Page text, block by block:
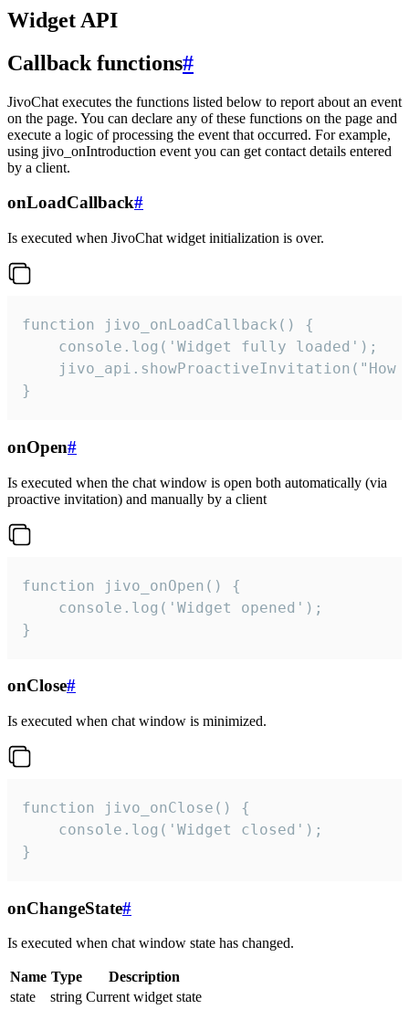
Widget API
Callback functions#
JivoChat executes the functions listed below to report about an event
on the page. You can declare any of these functions on the page and
execute a logic of processing the event that occurred. For example,
using jivo_onIntroduction event you can get contact details entered
by a client.
onLoadCallback#
Is executed when JivoChat widget initialization is over.
function jivo_onLoadCallback() {
    console.log('Widget fully loaded');
jivo_api.showProactiveInvitation("How
}
onOpen#
Is executed when the chat window is open both automatically (via
proactive invitation) and manually by a client
function jivo_onOpen() {
    console.log('Widget opened');
}
onClose#
Is executed when chat window is minimized.
function jivo_onClose() {
    console.log('Widget closed');
}
onChangeState#
Is executed when chat window state has changed.
Name Type
Description
state
string Current widget state